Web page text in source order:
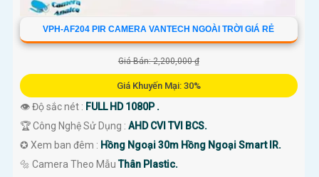
VPH-AF204 PIR CAMERA VANTECH NGOÀI TRỜI GIÁ RẺ
Giá Bán: 2,200,000 ₫
Giá Khuyến Mại: 30%
👁 Độ sắc nét : FULL HD 1080P .
🏆 Công Nghệ Sử Dụng : AHD CVI TVI BCS.
✪ Xem ban đêm : Hồng Ngoại 30m Hồng Ngoại Smart IR.
🔩 Camera Theo MẫuThân Plastic.